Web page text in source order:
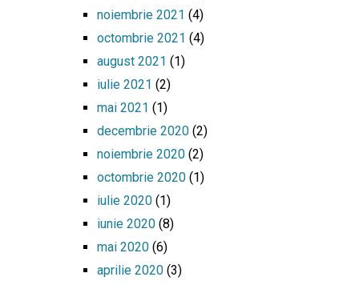
noiembrie 2021 (4)
octombrie 2021 (4)
august 2021 (1)
iulie 2021 (2)
mai 2021 (1)
decembrie 2020(2)
noiembrie 2020(2)
octombrie 2020(1)
iulie 2020(1)
iunie 2020(8)
mai 2020(6)
aprilie 2020(3)